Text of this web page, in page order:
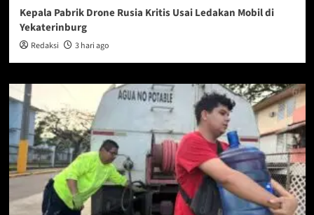
Kepala Pabrik Drone Rusia Kritis Usai Ledakan Mobil di
Yekaterinburg
Redaksi 3 hari ago